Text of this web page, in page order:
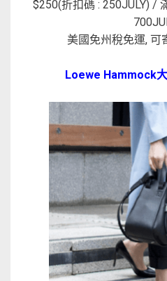
$250(折扣碼 : 250JULY) /
美國免州稅免運, 可
Loewe Hammock